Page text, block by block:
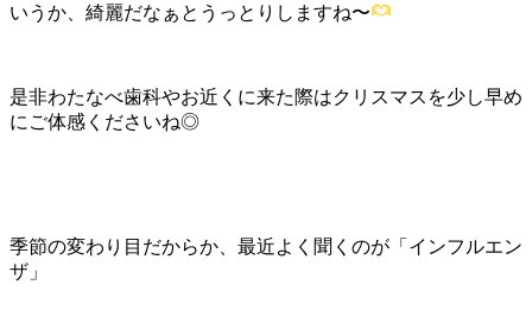
いうか、綺麗だなぁとうっとりしますね〜
是非わたなべ歯科やお近くに来た際はクリスマスを少し早め
にご体感くださいね◎
季節の変わり目だからか、最近よく聞くのが「インフルエン
ザ」